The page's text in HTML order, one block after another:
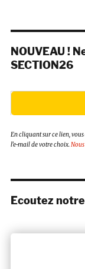
NOUVEAU !
SECTION26
En cliquant sur ce lien,
l’e-mail de votre choix.
Ecoutez